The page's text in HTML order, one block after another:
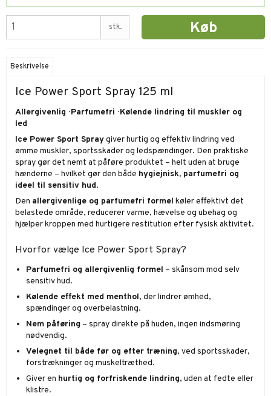
stk. Køb
Beskrivelse
Ice Power Sport Spray 125 ml
Allergivenlig · Parfumefri · Kølende lindring til muskler og
led
Ice Power Sport Spraygiver hurtig og effektiv lindring ved
ømme muskler, sportsskader og ledspændinger. Den praktiske
spray gør det nemt at påføre produktet – helt uden at bruge
hænderne – hvilket gør den både hygiejnisk, parfumefri og
ideel til sensitiv hud.
Den allergivenlige og parfumefri formel køler effektivt det
belastede område, reducerer varme, hævelse og ubehag og
hjælper kroppen med hurtigere restitution efter fysisk aktivitet.
Hvorfor vælge Ice Power Sport Spray?
Parfumefri og allergivenlig formel – skånsom mod selv
sensitiv hud.
Kølende effekt med menthol, der lindrer ømhed,
spændinger og overbelastning.
Nem påføring – spray direkte på huden, ingen indsmøring
nødvendig.
Velegnet til både før og efter træning, ved sportsskader,
forstrækninger og muskeltræthed.
Giver en hurtig og forfriskende lindring, uden at fedte eller
klistre.